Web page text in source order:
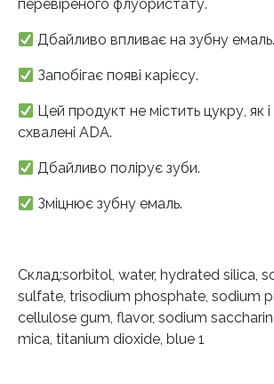
перевіреного флуористату.
Дбайливо впливає на зубну емаль.
Запобігає появі карієсу.
Цей продукт не містить цукру, як і
схвалені ADA.
Дбайливо полірує зуби.
Зміцнює зубну емаль.
Склад:sorbitol, water, hydrated silica,
sulfate, trisodium phosphate, sodium
cellulose gum, flavor, sodium
mica, titanium dioxide, blue 1